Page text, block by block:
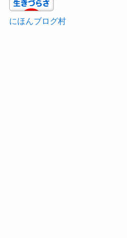
にほんブログ村